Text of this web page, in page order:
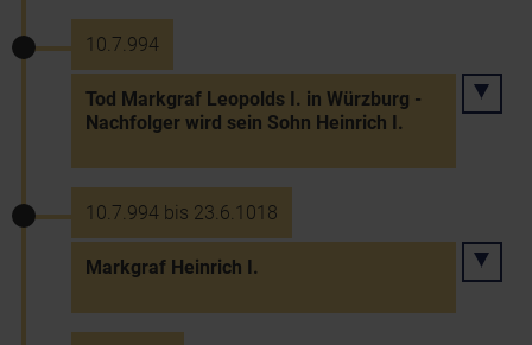
10.7.994
Tod Markgraf Leopolds I. in Würzburg -
Nachfolger wird sein Sohn Heinrich I.
10.7.994 bis 23.6.1018
Markgraf Heinrich I.